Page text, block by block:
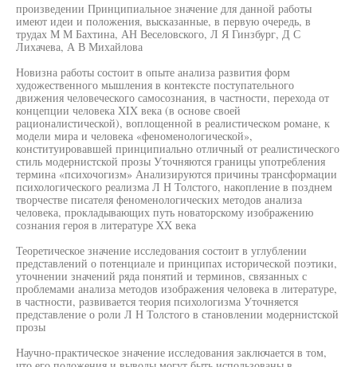
произведении Принципиальное значение для данной работы
имеют идеи и положения, высказанные, в первую очередь, в
трудах М М Бахтина, АН Веселовского, Л Я Гинзбург, Д С
Лихачева, А В Михайлова
Новизна работы состоит в опыте анализа развития форм
художественного мышления в контексте поступательного
движения человеческого самосознания, в частности, перехода от
концепции человека XIX века (в основе своей
рационалистической), воплощенной в реалистическом романе, к
модели мира и человека «феноменологической»,
конституировавшей принципиально отличный от реалистического
стиль модернистской прозы Уточняются границы употребления
термина «психочогизм» Анализируются причины трансформации
психологического реализма Л Н Толстого, накопление в позднем
творчестве писателя феноменологических методов анализа
человека, прокладывающих путь новаторскому изображению
сознания героя в литературе XX века
Теоретическое значение исследования состоит в углублении
представлений о потенциале и принципах исторической поэтики,
уточнении значений ряда понятий и терминов, связанных с
проблемами анализа методов изображения человека в литературе,
в частности, развивается теория психологизма Уточняется
представление о роли Л Н Толстого в становлении модернистской
прозы
Научно-практическое значение исследования заключается в том,